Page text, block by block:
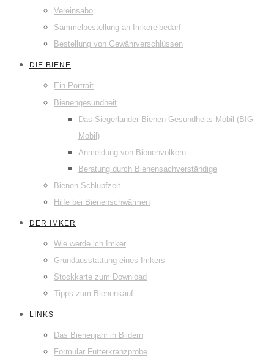
Vereinsabo
Sammelbestellung an Imkereibedarf
Bestellung von Gewährverschlüssen
DIE BIENE
Ein Portrait
Bienengesundheit
Das Siegerländer Bienen-Gesundheits-Mobil (BIG-
Mobil)
Anmeldung von Bienenvölkern
Beratung durch Bienensachverständige
Bienen Schlupfzeit
Hilfe bei Bienenschwärmen
DER IMKER
Wie werde ich Imker
Grundausstattung eines Imkers
Stockkarte zum Download
Tipps zum Bienenkauf
LINKS
Das Bienenjahr in Bildern
Formular Futterkranzprobe